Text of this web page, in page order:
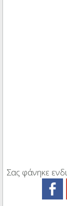
Σας φάνηκε